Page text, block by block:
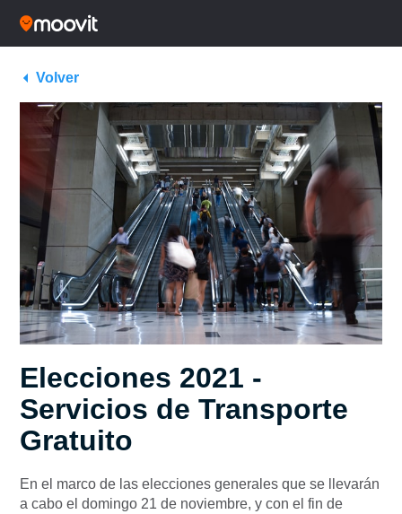
Volver
Elecciones 2021 -
Servicios de Transporte
Gratuito
En el marco de las elecciones generales que se llevarán
a cabo el domingo 21 de noviembre, y con el fin de